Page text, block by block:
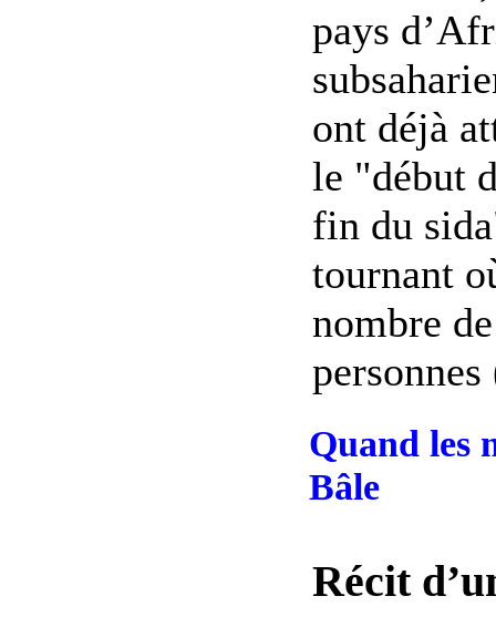
pays
ont déjà
le "début
fin du
tournant
nombre de
Quand les
Bâle
Récit